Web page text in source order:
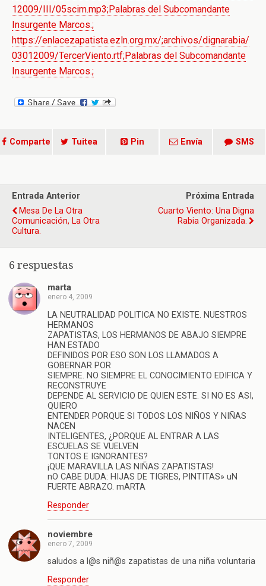
12009/III/05scim.mp3;Palabras del Subcomandante
Insurgente Marcos.;
https://enlacezapatista.ezln.org.mx/;archivos/dignarabia/
03012009/TercerViento.rtf;Palabras del Subcomandante
Insurgente Marcos.;
Comparte Tuitea Pin Envía SMS
Entrada Anterior
Mesa De La Otra
Comunicación, La Otra
Cultura.
Próxima Entrada
Cuarto Viento: Una Digna
Rabia Organizada.
6 respuestas
marta
enero 4, 2009
LA NEUTRALIDAD POLITICA NO EXISTE. NUESTROS
HERMANOS
ZAPATISTAS, LOS HERMANOS DE ABAJO SIEMPRE
HAN ESTADO
DEFINIDOS POR ESO SON LOS LLAMADOS A
GOBERNAR POR
SIEMPRE. NO SIEMPRE EL CONOCIMIENTO EDIFICA Y
RECONSTRUYE
DEPENDE AL SERVICIO DE QUIEN ESTE. SI NO ES ASI,
QUIERO
ENTENDER PORQUE SI TODOS LOS NIÑOS Y NIÑAS
NACEN
INTELIGENTES, ¿PORQUE AL ENTRAR A LAS
ESCUELAS SE VUELVEN
TONTOS E IGNORANTES?
¡QUE MARAVILLA LAS NIÑAS ZAPATISTAS!
nO CABE DUDA: HIJAS DE TIGRES, PINTITAS» uN
FUERTE ABRAZO. mARTA
Responder
noviembre
enero 7, 2009
saludos a l@s niñ@s zapatistas de una niña voluntaria
Responder